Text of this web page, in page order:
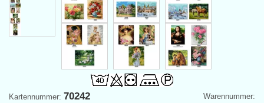
Warennummer:
Kartennummer: 70242